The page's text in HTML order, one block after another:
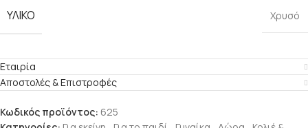
ΥΛΙΚΟ Χρυσό
Εταιρία
Αποστολές & Επιστροφές
Κωδικός προϊόντος: 625